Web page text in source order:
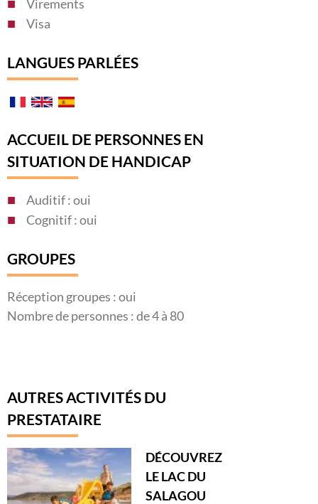
Virements
Visa
LANGUES PARLÉES
ACCUEIL DE PERSONNES EN
SITUATION DE HANDICAP
Auditif : oui
Cognitif : oui
GROUPES
Réception groupes : oui
Nombre de personnes : de 4 à 80
AUTRES ACTIVITÉS DU
PRESTATAIRE
DÉCOUVREZ
LE LAC DU
SALAGOU